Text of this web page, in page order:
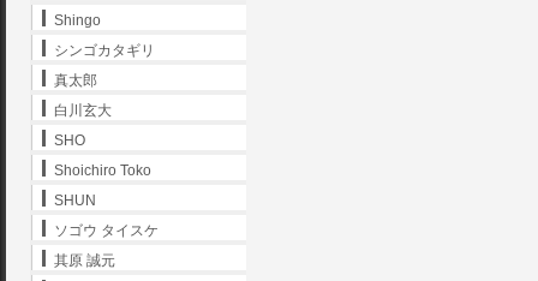
Shingo
シンゴカタギリ
真太郎
白川玄大
SHO
Shoichiro Toko
SHUN
ソゴウ タイスケ
其原 誠元